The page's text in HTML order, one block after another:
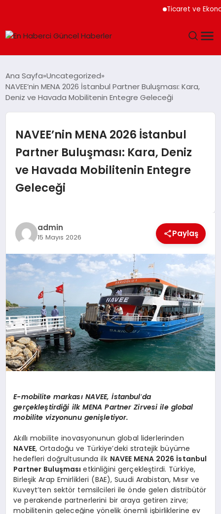
Ticaret ve Ekonomik
SPOR
MAGAZIN
EKONOMI
SIYASET
Ana Sayfa Uncategorized
NAVEE’nin MENA 2026 İstanbul Partner Buluşması: Kara,
Deniz ve Havada Mobilitenin Entegre Geleceği
NAVEE’nin MENA 2026 İstanbul
Partner Buluşması: Kara, Deniz
ve Havada Mobilitenin Entegre
Geleceği
admin
15 Mayıs 2026 Paylaş
E-mobilite markası NAVEE,İstanbul’da
gerçekleştirdiği ilk MENA Partner Zirvesi ile global
mobilitevizyonunu genişletiyor.
Akıllı mobilite inovasyonunun global liderlerinden
NAVEE, Ortadoğu ve Türkiye’deki stratejik büyüme
hedefleri doğrultusunda ilk NAVEE MENA 2026 İstanbul
Partner Buluşmasıetkinliğini gerçekleştirdi. Türkiye,
Birleşik Arap Emirlikleri (BAE), Suudi Arabistan, Mısır ve
Kuveyt’ten sektör temsilcileri ile önde gelen distribütör
ve perakende partnerlerini bir araya getiren zirve;
mobilitenin geleceğine yönelik önemli işbirliklerine ev